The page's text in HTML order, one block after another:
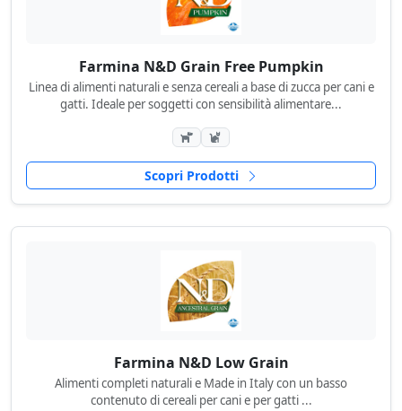
Farmina N&D Grain Free Pumpkin
Linea di alimenti naturali e senza cereali a base di zucca per cani e
gatti. Ideale per soggetti con sensibilità alimentare...
Scopri Prodotti
Farmina N&D Low Grain
Alimenti completi naturali e Made in Italy con un basso
contenuto di cereali per cani e per gatti ...